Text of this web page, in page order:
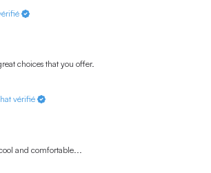
choices that you offer.
vérifié
and comfortable...